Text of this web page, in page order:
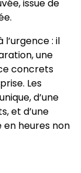
issue de
: il
une
concrets
Les
d’une
et d’une
heures non